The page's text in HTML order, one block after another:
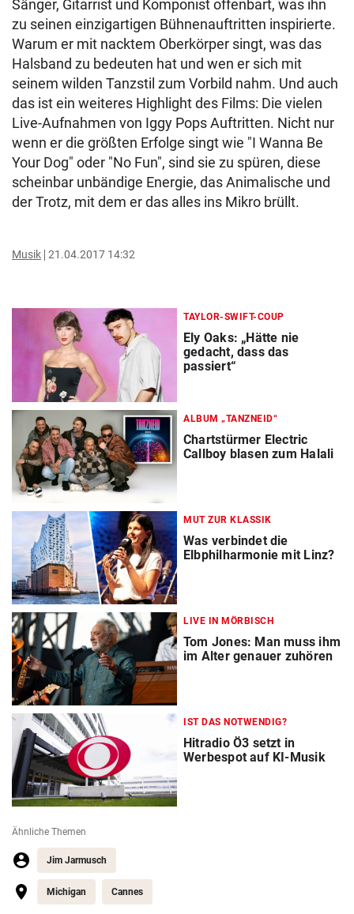
Sänger, Gitarrist und Komponist offenbart, was ihn
zu seinen einzigartigen Bühnenauftritten inspirierte.
Warum er mit nacktem Oberkörper singt, was das
Halsband zu bedeuten hat und wen er sich mit
seinem wilden Tanzstil zum Vorbild nahm. Und auch
das ist ein weiteres Highlight des Films: Die vielen
Live-Aufnahmen von Iggy Pops Auftritten. Nicht nur
wenn er die größten Erfolge singt wie "I Wanna Be
Your Dog" oder "No Fun", sind sie zu spüren, diese
scheinbar unbändige Energie, das Animalische und
der Trotz, mit dem er das alles ins Mikro brüllt.
Musik 21.04.2017 14:32
TAYLOR-SWIFT-COUP
Ely Oaks: „Hätte nie
gedacht, dass das
passiert“
ALBUM „TANZNEID“
Chartstürmer Electric
Callboy blasen zum Halali
MUT ZUR KLASSIK
Was verbindet die
Elbphilharmonie mit Linz?
LIVE IN MÖRBISCH
Tom Jones: Man muss ihm
im Alter genauer zuhören
IST DAS NOTWENDIG?
Hitradio Ö3 setzt in
Werbespot auf KI-Musik
Ähnliche Themen
Jim Jarmusch
Michigan Cannes